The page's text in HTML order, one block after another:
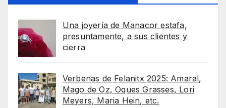
Una joyería de Manacor estafa,
presuntamente, a sus clientes y
cierra
Verbenas de Felanitx 2025: Amaral,
Mago de Oz, Oques Grasses, Lori
Meyers, Maria Hein, etc.